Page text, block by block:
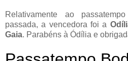
Relativamente ao
passada, a vencedora foi a
Gaia. Parabéns à Ódília e